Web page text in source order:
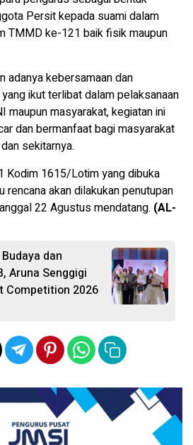
Persit kepada suami dalam
TMMD ke-121 baik fisik maupun
adanya kebersamaan dan
ikut terlibat dalam pelaksanaan
maupun masyarakat, kegiatan ini
dan bermanfaat bagi masyarakat
sekitarnya.
Kodim 1615/Lotim yang dibuka
rencana akan dilakukan penutupan
22 Agustus mendatang. (AL-
dan
Aruna Senggigi
Competition 2026